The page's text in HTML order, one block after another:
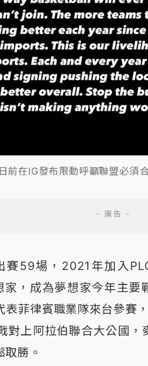
前在IG發布限動呼籲聯盟必須
賽59場，2021年加入
，成為夢想家今年主要
表菲律賓職業隊來台參賽
對上阿拉伯聯合大公國
勝。